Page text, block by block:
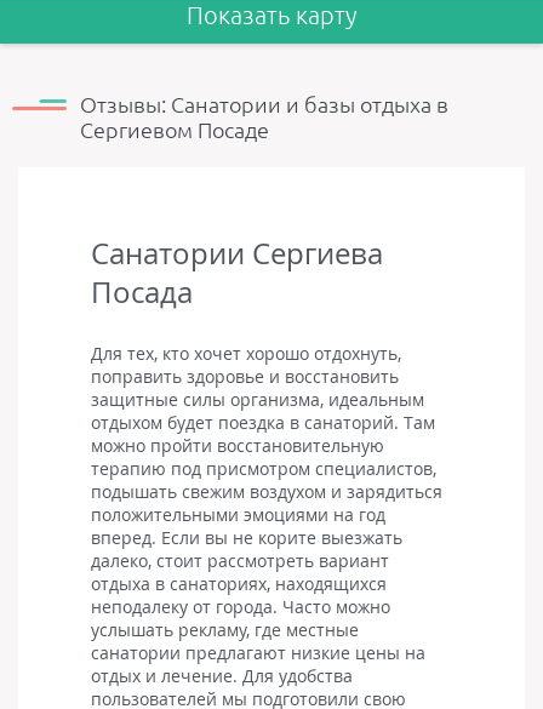
Показать карту
Отзывы: Санатории и базы отдыха в
Сергиевом Посаде
Санатории Сергиева
Посада
Для тех, кто хочет хорошо отдохнуть,
поправить здоровье и восстановить
защитные силы организма, идеальным
отдыхом будет поездка в санаторий. Там
можно пройти восстановительную
терапию под присмотром специалистов,
подышать свежим воздухом и зарядиться
положительными эмоциями на год
вперед. Если вы не корите выезжать
далеко, стоит рассмотреть вариант
отдыха в санаториях, находящихся
неподалеку от города. Часто можно
услышать рекламу, где местные
санатории предлагают низкие цены на
отдых и лечение. Для удобства
пользователей мы подготовили свою